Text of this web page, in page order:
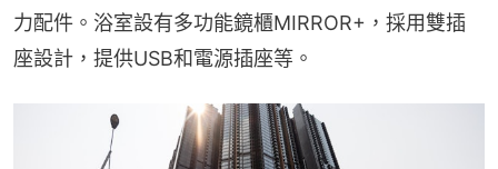
力配件。浴室設有多功能鏡櫃MIRROR+，採用雙插
座設計，提供USB和電源插座等。